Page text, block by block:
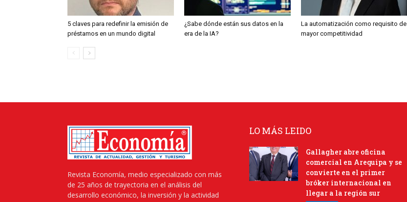
5 claves para redefinir la emisión de
préstamos en un mundo digital
¿Sabe dónde están sus datos en la
era de la IA?
La automatización como requisito de
mayor competitividad
Revista Economía, medio especializado con más
de 25 años de trayectoria en el análisis del
desarrollo económico, la inversión y la actividad
LO MÁS LEIDO
Gallagher abre oficina
comercial en Arequipa y se
convierte en el primer
bróker internacional en
llegar a la región sur